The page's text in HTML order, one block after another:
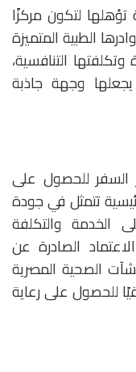
لتكون مركزًا
الطبية المتميزة
التنافسية،
وجهة جاذبة
السفر للحصول على
تتمثل في جودة
الخدمة والتكلفة
الصادرة عن
الصحية المصرية
للحصول على رعاية